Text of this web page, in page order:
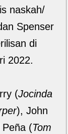
naskah/
Spenser
di
2022.
(Jocinda
), John
(Tom